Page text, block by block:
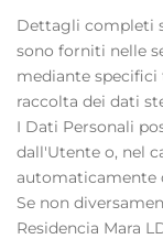
Dettagli completi
sono forniti nelle
mediante
raccolta dei dati
I Dati Personali
dall'Utente o, nel
automaticamente
Se non
Residencia Mara